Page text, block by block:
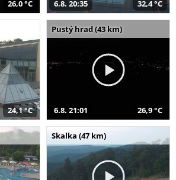
26,0 °C 6.8. 20:35 32,4 °C
24,1 °C
Pustý hrad (43 km)
6.8. 21:01 26,9 °C
Skalka (47 km)